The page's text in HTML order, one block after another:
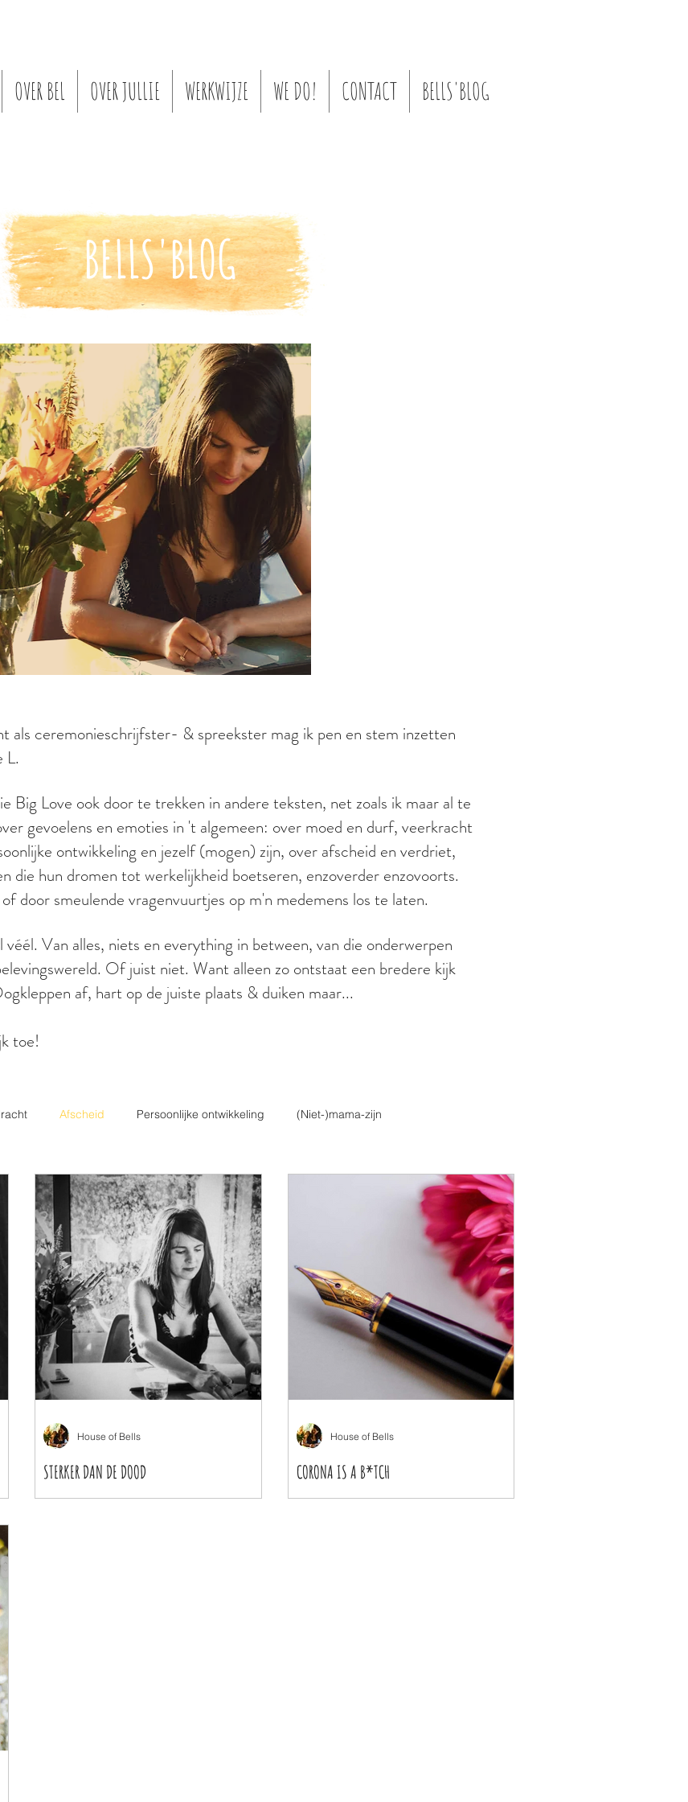
OVER BEL OVER JULLIE WERKWIJZE WE DO! CONTACT BELLS'BLOG
BELLS'BLOG
als ceremonieschrijfster- & spreekster mag ik pen en stem inzetten
L.
Big Love ook door te trekken in andere teksten, net zoals ik maar al te
gevoelens en emoties in 't algemeen: over moed en durf, veerkracht
ontwikkeling en jezelf (mogen) zijn, over afscheid en verdriet,
die hun dromen tot werkelijkheid boetseren, enzoverder enzovoorts.
door smeulende vragenvuurtjes op m'n medemens los te laten.
véél. Van alles, niets en everything in between, van die onderwerpen
Of juist niet. Want alleen zo ontstaat een bredere kijk
af, hart op de juiste plaats & duiken maar...
toe!
Afscheid Persoonlijke ontwikkeling (Niet-)mama-zijn
STERKER DAN DE DOOD
House of Bells
CORONA IS A B*TCH
House of Bells